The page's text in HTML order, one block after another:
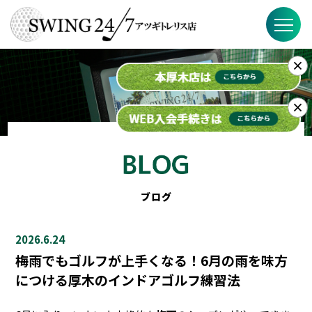
SWING24/7の特徴
料金
スケジュール
店舗概要
ブログ
2026.6.24
梅雨でもゴルフが上手くなる！6月の雨を味方
につける厚木のインドアゴルフ練習法
×
×